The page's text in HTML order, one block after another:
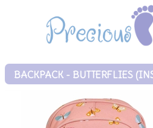
BACKPACK - BUTTERFLIES